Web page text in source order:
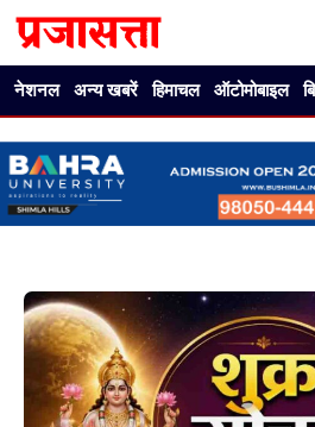
नेशनल अन्य खबरें हिमाचल ऑटोमोबाइल